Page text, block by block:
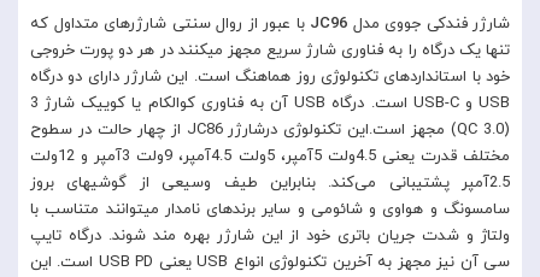
شارژر فندکی جووی مدل JC96 با عبور از روال سنتی شارژرهای متداول که
تنها یک درگاه را به فناوری شارژ سریع مجهز میکنند در هر دو پورت خروجی
خود با استانداردهای تکنولوژی روز هماهنگ است. این شارژر دارای دو درگاه
USB و USB-C است. درگاه USB آن به فناوری کوالکام یا کوییک شارژ 3
(QC 3.0) مجهز است.این تکنولوژی درشارژر JC86 از چهار حالت در سطوح
مختلف قدرت یعنی 4.5ولت 5آمپر، 5ولت 4.5آمپر، 9ولت 3آمپر و 12ولت
2.5آمپر پشتیبانی می‌کند. بنابراین طیف وسیعی از گوشیهای بروز
سامسونگ و هواوی و شائومی و سایر برندهای نامدار میتوانند متناسب با
ولتاژ و شدت جریان باتری خود از این شارژر بهره مند شوند. درگاه تایپ
سی آن نیز مجهز به آخرین تکنولوژی انواع USB یعنی USB PD است. این